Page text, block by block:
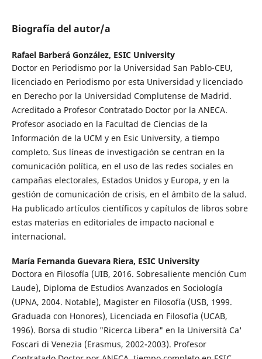
Biografía del autor/a
Rafael Barberá González, ESIC University
Doctor en Periodismo por la Universidad San Pablo-CEU,
licenciado en Periodismo por esta Universidad y licenciado
en Derecho por la Universidad Complutense de Madrid.
Acreditado a Profesor Contratado Doctor por la ANECA.
Profesor asociado en la Facultad de Ciencias de la
Información de la UCM y en Esic University, a tiempo
completo. Sus líneas de investigación se centran en la
comunicación política, en el uso de las redes sociales en
campañas electorales, Estados Unidos y Europa, y en la
gestión de comunicación de crisis, en el ámbito de la salud.
Ha publicado artículos científicos y capítulos de libros sobre
estas materias en editoriales de impacto nacional e
internacional.
María Fernanda Guevara Riera, ESIC University
Doctora en Filosofía (UIB, 2016. Sobresaliente mención Cum
Laude), Diploma de Estudios Avanzados en Sociología
(UPNA, 2004. Notable), Magister en Filosofía (USB, 1999.
Graduada con Honores), Licenciada en Filosofía (UCAB,
1996). Borsa di studio "Ricerca Libera" en la Università Ca'
Foscari di Venezia (Erasmus, 2002-2003). Profesor